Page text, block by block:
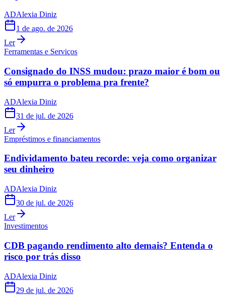
ADAlexia Diniz
1 de ago. de 2026
Ler
Ferramentas e Serviços
Consignado do INSS mudou: prazo maior é bom ou
só empurra o problema pra frente?
ADAlexia Diniz
31 de jul. de 2026
Ler
Empréstimos e financiamentos
Endividamento bateu recorde: veja como organizar
seu dinheiro
ADAlexia Diniz
30 de jul. de 2026
Ler
Investimentos
CDB pagando rendimento alto demais? Entenda o
risco por trás disso
ADAlexia Diniz
29 de jul. de 2026